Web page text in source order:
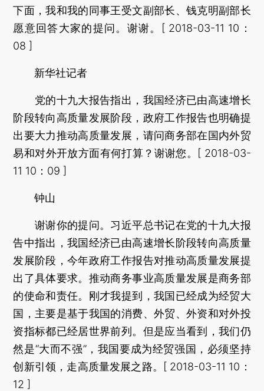
下面，我和我的同事王受文副部长、钱克明副部长
愿意回答大家的提问。谢谢。[ 2018-03-11 10：
08 ]
新华社记者
党的十九大报告指出，我国经济已由高速增长
阶段转向高质量发展阶段，政府工作报告也明确提
出要大力推动高质量发展，请问商务部在国内外贸
易和对外开放方面有何打算？谢谢您。[ 2018-03-
11 10：09 ]
钟山
谢谢你的提问。习近平总书记在党的十九大报
告中指出，我国经济已由高速增长阶段转向高质量
发展阶段，今年政府工作报告对推动高质量发展提
出了具体要求。推动商务事业高质量发展是商务部
的使命和责任。刚才我提到，我国已经成为经贸大
国，主要是基于我国的消费、外贸、外资和对外投
资指标都已经居世界前列。但是应当看到，我们仍
然是“大而不强”，我国要成为经贸强国，必须坚持
创新引领，走高质量发展之路。[ 2018-03-11 10：
12 ]